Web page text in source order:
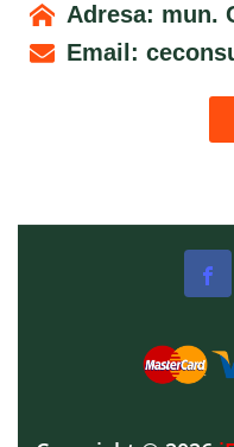
Adresa: mun.
Email: